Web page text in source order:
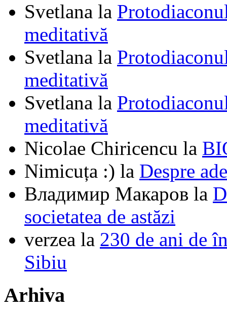
Svetlana la
meditativă
Svetlana la
meditativă
Svetlana la
meditativă
Nicolae Chiricencu la
Nimicuța :) la Despre
Владимир Макаров la
societatea de astăzi
verzea la 230 de ani de
Sibiu
Arhiva